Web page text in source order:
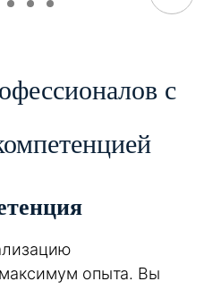
с
опыта. Вы